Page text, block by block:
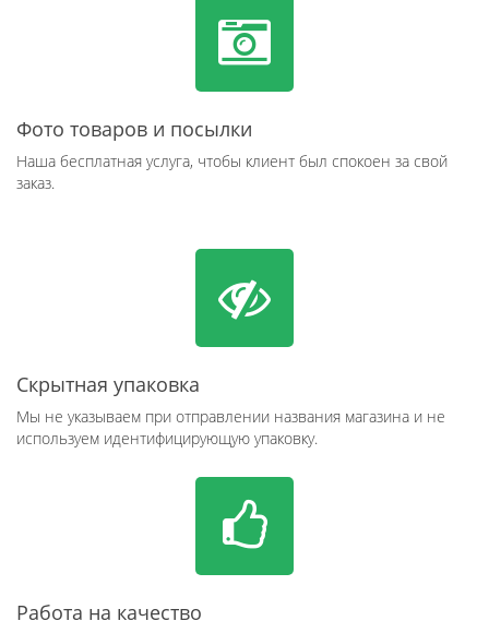
Фото товаров и посылки
Наша бесплатная услуга, чтобы клиент был спокоен за свой
заказ.
Скрытная упаковка
Мы не указываем при отправлении названия магазина и не
используем идентифицирующую упаковку.
Работа на качество